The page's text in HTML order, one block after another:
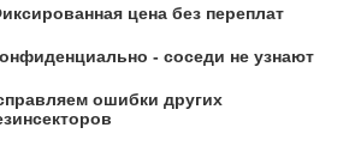
цена без переплат
- соседи не узнают
ошибки других